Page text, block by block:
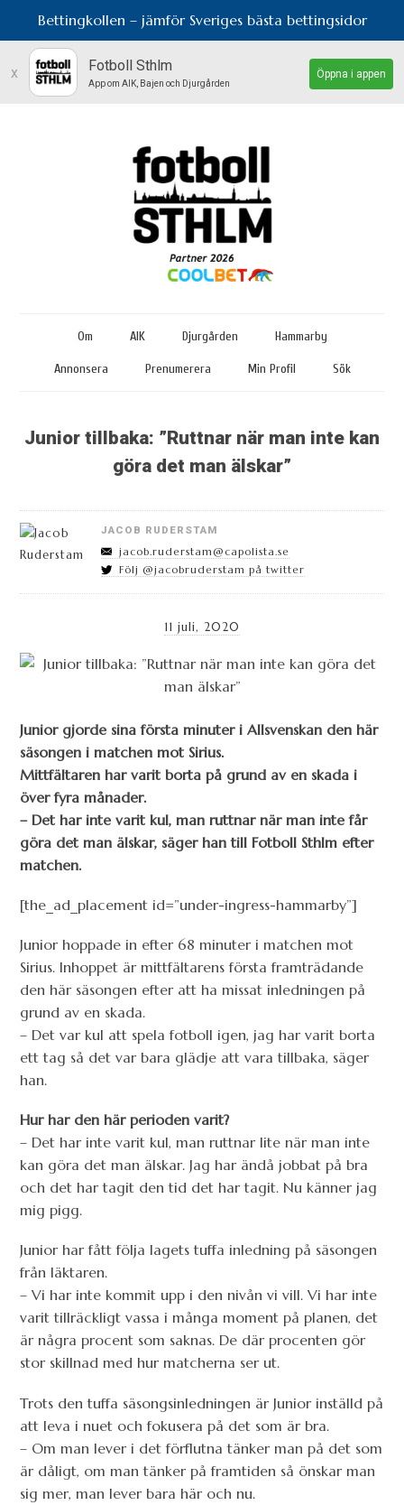
Bettingkollen – jämför Sveriges bästa bettingsidor
x Fotboll Sthlm
App om AIK, Bajen och Djurgården
Öppna i appen
Om AIK Djurgården Hammarby
Annonsera Prenumerera Min Profil Sök
Junior tillbaka: ”Ruttnar när man inte kan
göra det man älskar”
JACOB RUDERSTAM
jacob.ruderstam@capolista.se
Följ @jacobruderstam på twitter
11 juli, 2020
Junior gjorde sina första minuter i Allsvenskan den här
säsongen i matchen mot Sirius.
Mittfältaren har varit borta på grund av en skadai
över fyra månader.
– Det har inte varit kul, man ruttnar när man inte får
göra det man älskar, säger han till Fotboll Sthlm efter
matchen.
[the_ad_placement id=”under-ingress-hammarby”]
Junior hoppade in efter 68 minuter i matchen mot
Sirius. Inhoppet är mittfältarens första framträdande
den här säsongen efter att ha missat inledningen på
grund av en skada.
– Det var kul att spela fotboll igen, jag har varit borta
ett tag så det var bara glädje att vara tillbaka, säger
han.
Hur har den här perioden varit?
– Det har inte varit kul, man ruttnar lite när man inte
kan göra det man älskar. Jag har ändå jobbat på bra
och det har tagit den tid det har tagit. Nu känner jag
mig pigg.
Junior har fått följa lagets tuffa inledning på säsongen
från läktaren.
– Vi har inte kommit upp i den nivån vi vill. Vi har inte
varit tillräckligt vassa i många moment på planen, det
är några procent som saknas. De där procenten gör
stor skillnad med hur matcherna ser ut.
Trots den tuffa säsongsinledningen är Junior inställd på
att leva i nuet och fokusera på det som är bra.
– Om man lever i det förflutna tänker man på det som
är dåligt, om man tänker på framtiden så önskar man
sig mer, man lever bara här och nu.